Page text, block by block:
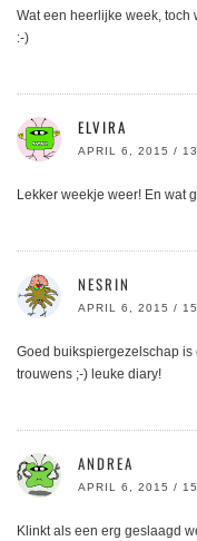
Wat een heerlijke week, toch
:-)
ELVIRA
APRIL 6, 2015 /
Lekker weekje weer! En wat
NESRIN
APRIL 6, 2015 /
Goed buikspiergezelschap
trouwens ;-) leuke diary!
ANDREA
APRIL 6, 2015 /
Klinkt als een erg geslaagd